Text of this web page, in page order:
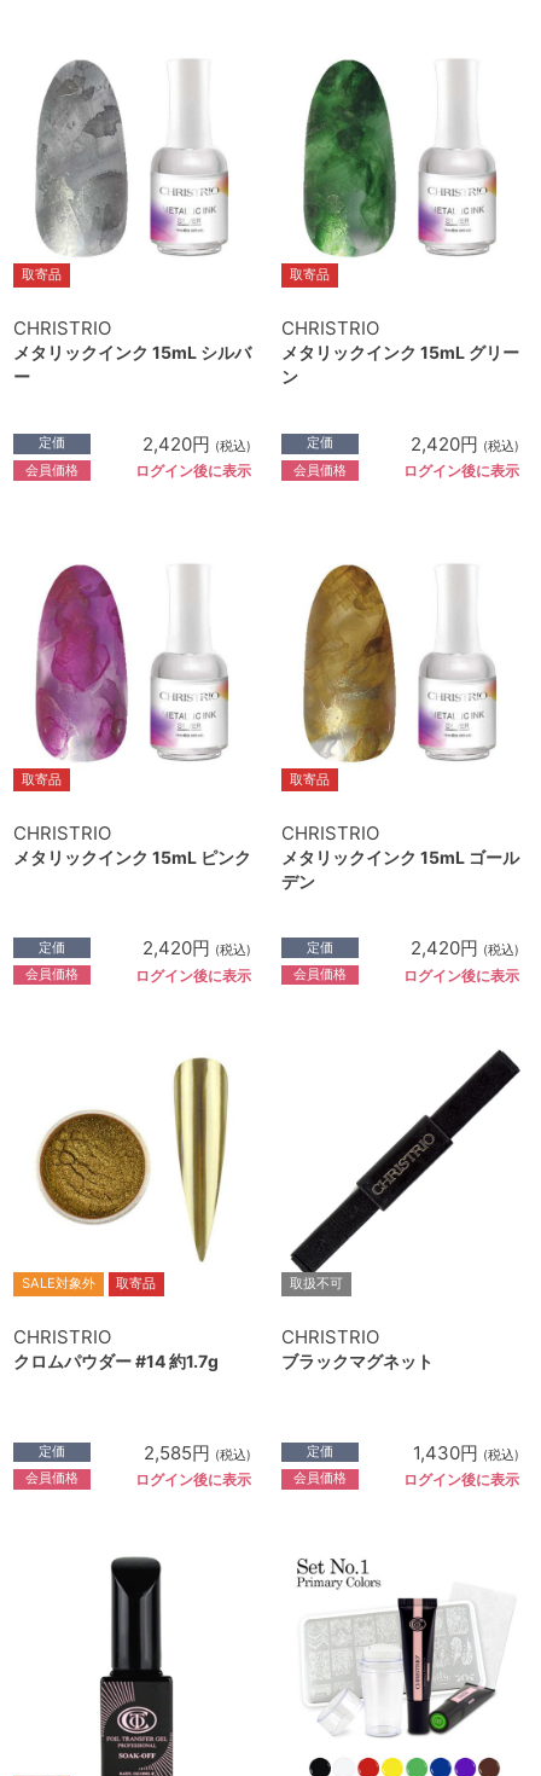
取寄品
CHRISTRIO
メタリックインク 15mL シルバ
ー
定価 2,420円 (税込)
会員価格 ログイン後に表示
取寄品
CHRISTRIO
メタリックインク 15mL グリー
ン
定価 2,420円 (税込)
会員価格 ログイン後に表示
取寄品
CHRISTRIO
メタリックインク 15mL ピンク
定価 2,420円 (税込)
会員価格 ログイン後に表示
取寄品
CHRISTRIO
メタリックインク 15mL ゴール
デン
定価 2,420円 (税込)
会員価格 ログイン後に表示
SALE対象外 取寄品
CHRISTRIO
クロムパウダー #14 約1.7g
定価 2,585円 (税込)
会員価格 ログイン後に表示
取扱不可
CHRISTRIO
ブラックマグネット
定価 1,430円 (税込)
会員価格 ログイン後に表示